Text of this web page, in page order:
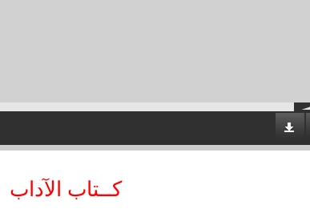
كــتاب الآداب